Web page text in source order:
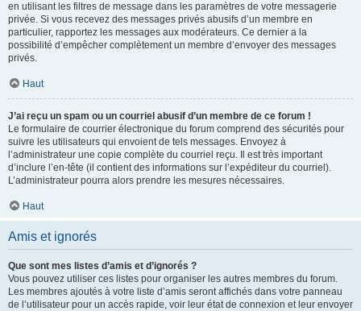
en utilisant les filtres de message dans les paramètres de votre messagerie
privée. Si vous recevez des messages privés abusifs d’un membre en
particulier, rapportez les messages aux modérateurs. Ce dernier a la
possibilité d’empêcher complètement un membre d’envoyer des messages
privés.
Haut
J’ai reçu un spam ou un courriel abusif d’un membre de ce forum !
Le formulaire de courrier électronique du forum comprend des sécurités pour
suivre les utilisateurs qui envoient de tels messages. Envoyez à
l’administrateur une copie complète du courriel reçu. Il est très important
d’inclure l’en-tête (il contient des informations sur l’expéditeur du courriel).
L’administrateur pourra alors prendre les mesures nécessaires.
Haut
Amis et ignorés
Que sont mes listes d’amis et d’ignorés ?
Vous pouvez utiliser ces listes pour organiser les autres membres du forum.
Les membres ajoutés à votre liste d’amis seront affichés dans votre panneau
de l’utilisateur pour un accès rapide, voir leur état de connexion et leur envoyer